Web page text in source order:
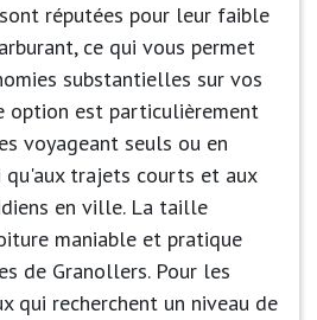
réputées pour leur faible
ce qui vous permet
substantielles sur vos
option est particulièrement
voyageant seuls ou en
qu'aux trajets courts et aux
en ville. La taille
maniable et pratique
de Granollers. Pour les
qui recherchent un niveau de